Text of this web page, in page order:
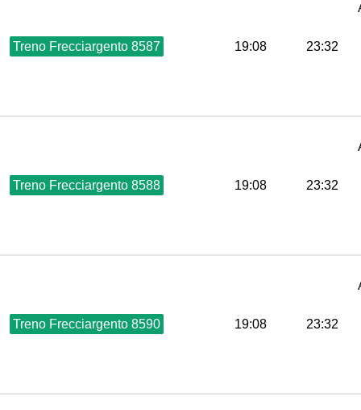
Treno Frecciargento 8587 19:08 23:32
Treno Frecciargento 8588 19:08 23:32
Treno Frecciargento 8590 19:08 23:32